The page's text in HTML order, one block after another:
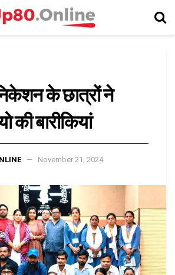
के छात्रों ने
की बारीकियां
November 21, 2024